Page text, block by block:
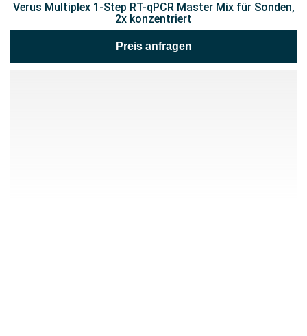
Verus Multiplex 1-Step RT-qPCR Master Mix für Sonden,
2x konzentriert
Preis anfragen